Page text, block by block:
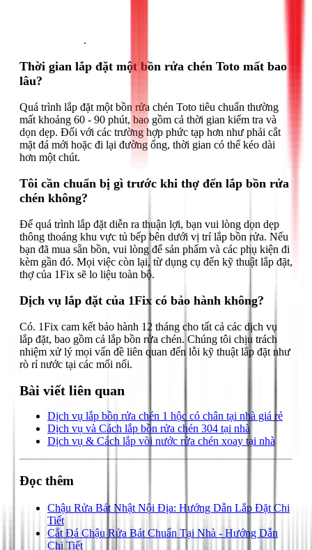
.
Thời gian lắp đặt một bồn rửa chén Toto mất bao
lâu?
Quá trình lắp đặt một bồn rửa chén Toto tiêu chuẩn thường
mất khoảng 60 - 90 phút, bao gồm cả thời gian kiểm tra và
dọn dẹp. Đối với các trường hợp phức tạp hơn như phải cắt
mặt đá mới hoặc đi lại đường ống, thời gian có thể kéo dài
hơn một chút.
Tôi cần chuẩn bị gì trước khi thợ đến lắp bồn rửa
chén không?
Để quá trình lắp đặt diễn ra thuận lợi, bạn vui lòng dọn dẹp
thông thoáng khu vực tủ bếp bên dưới vị trí lắp bồn rửa. Nếu
bạn đã mua sẵn bồn, vui lòng để sản phẩm và các phụ kiện đi
kèm gần đó. Mọi việc còn lại, từ dụng cụ đến kỹ thuật lắp đặt,
thợ của 1Fix sẽ lo liệu toàn bộ.
Dịch vụ lắp đặt của 1Fix có bảo hành không?
Có. 1Fix cam kết bảo hành 12 tháng cho tất cả các dịch vụ
lắp đặt, bao gồm cả lắp bồn rửa chén. Chúng tôi chịu trách
nhiệm xử lý mọi vấn đề liên quan đến lỗi kỹ thuật lắp đặt như
rò rỉ nước tại các mối nối.
Bài viết liên quan
Dịch vụ lắp bồn rửa chén 1 hộc có chân tại nhà giá rẻ
Dịch vụ và Cách lắp bồn rửa chén 304 tại nhà
Dịch vụ & Cách lắp vòi nước rửa chén xoay tại nhà
Đọc thêm
Chậu Rửa Bát Nhật Nội Địa: Hướng Dẫn Lắp Đặt Chi
Tiết
Cắt Đá Chậu Rửa Bát Chuẩn Tại Nhà - Hướng Dẫn
Chi Tiết